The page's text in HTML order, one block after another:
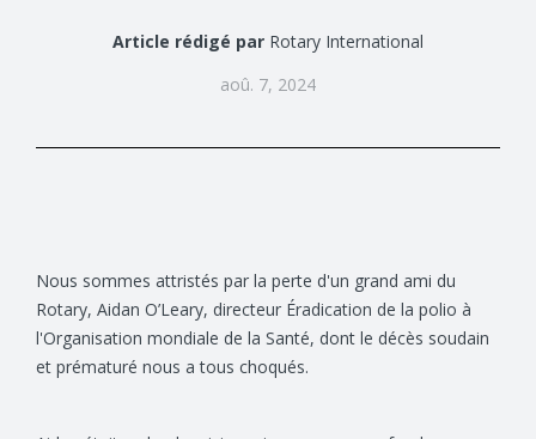
Article rédigé par Rotary International
aoû. 7, 2024
Nous sommes attristés par la perte d'un grand ami du
Rotary, Aidan O’Leary, directeur Éradication de la polio à
l'Organisation mondiale de la Santé, dont le décès soudain
et prématuré nous a tous choqués.